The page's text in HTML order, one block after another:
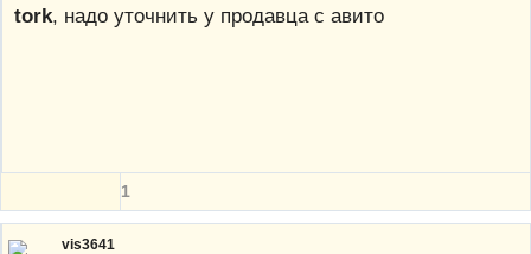
tork, надо уточнить у продавца с авито
1
vis3641